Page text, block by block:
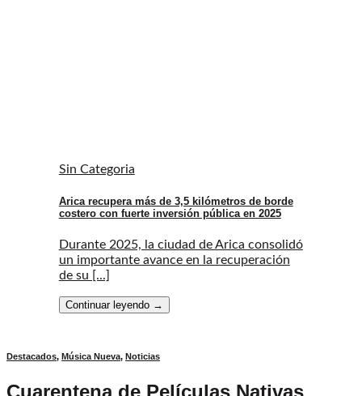
Sin Categoria
Arica recupera más de 3,5 kilómetros de borde
costero con fuerte inversión pública en 2025
Durante 2025, la ciudad de Arica consolidó
un importante avance en la recuperación
de su [...]
Continuar leyendo →
Destacados, Música Nueva, Noticias